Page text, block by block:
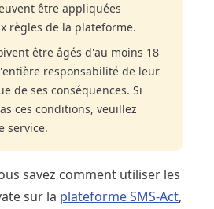
être appliquées
règles de la plateforme.
être âgés d'au moins 18
responsabilité de leur
de ses conséquences. Si
ces conditions, veuillez
service.
savez comment utiliser les
sur la plateforme SMS-Act,